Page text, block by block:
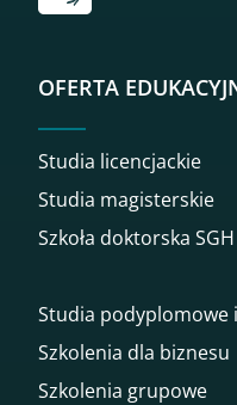
OFERTA
Studia licencjackie
Studia magisterskie
Szkoła doktorska SGH
Studia podyplomowe
Szkolenia dla biznesu
Szkolenia grupowe